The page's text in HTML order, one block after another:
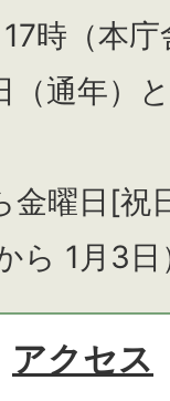
時（本
（通年）と
金曜日[祝
ら 1月3
アクセス